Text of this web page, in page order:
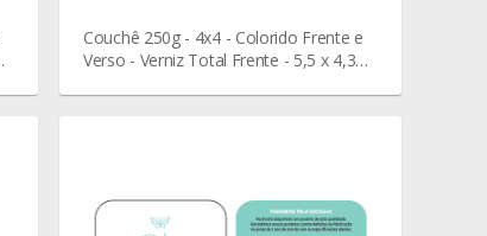
Couchê 250g - 4x4 - Colorido Frente e
Verso - Verniz Total Frente - 5,5 x 4,3